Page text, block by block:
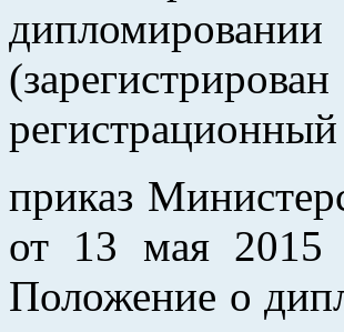
приказ
от 13 мая
Положение о